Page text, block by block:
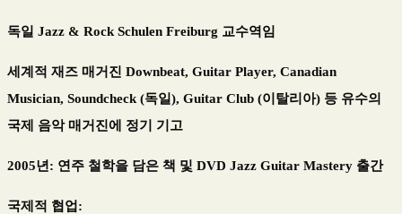
독일 Jazz & Rock Schulen Freiburg 교수역임
세계적 재즈 매거진 Downbeat, Guitar Player, Canadian
Musician, Soundcheck (독일), Guitar Club (이탈리아) 등 유수의
국제 음악 매거진에 정기 기고
2005년: 연주 철학을 담은 책 및 DVD Jazz Guitar Mastery 출간
국제적 협업: